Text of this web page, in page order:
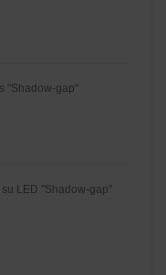
"Shadow-gap"
LED "Shadow-gap"